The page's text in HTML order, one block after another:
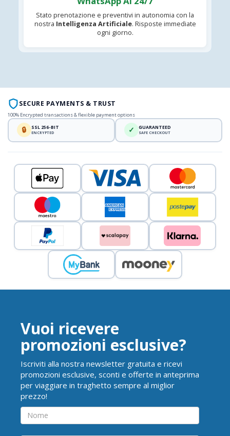
Stato prenotazione e preventivi in autonomia con la
nostra Intelligenza Artificiale. Risposte immediate
ogni giorno.
SECURE PAYMENTS & TRUST
100% Encrypted transactions & flexible payment options
🔒 SSL 256-BIT
ENCRYPTED ✓ GUARANTEED
SAFE CHECKOUT
Vuoi ricevere
promozioni esclusive?
Iscriviti alla nostra newsletter gratuita e ricevi
promozioni esclusive, sconti e offerte in anteprima
per viaggiare in traghetto sempre al miglior
prezzo!